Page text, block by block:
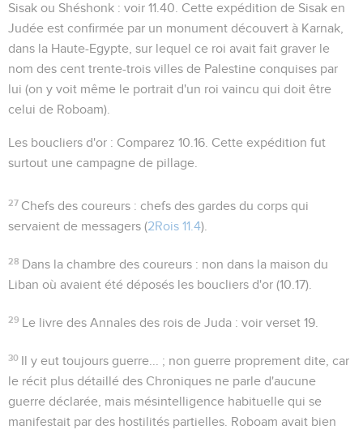
Sisak ou Shéshonk : voir 11.40 . Cette expédition de Sisak en
Judée est confirmée par un monument découvert à Karnak,
dans la Haute-Egypte, sur lequel ce roi avait fait graver le
nom des cent trente-trois villes de Palestine conquises par
lui (on y voit même le portrait d'un roi vaincu qui doit être
celui de Roboam).
Les boucliers d'or : Comparez 10.16 . Cette expédition fut
surtout une campagne de pillage.
27 Chefs des coureurs : chefs des gardes du corps qui
servaient de messagers (2Rois 11.4).
28 Dans la chambre des coureurs : non dans la maison du
Liban où avaient été déposés les boucliers d'or (10.17).
29 Le livre des Annales des rois de Juda : voir verset 19.
30 Il y eut toujours guerre...
; non guerre proprement dite, car
le récit plus détaillé des Chroniques ne parle d'aucune
guerre déclarée, mais mésintelligence habituelle qui se
manifestait par des hostilités partielles. Roboam avait bien